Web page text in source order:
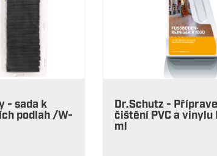
- sada k
podlah /W-
Dr.Schutz -
čištění PVC a vinylu
ml